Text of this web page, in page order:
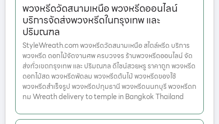
พวงหรีดวัดสนามเหนือ พวงหรีดออนไลน์
บริการจัดส่งพวงหรีดในกรุงเทพ และ
ปริมณฑล
StyleWreath.com พวงหรีดวัดสนามเหนือ สไตล์หรีด บริการ
พวงหรีด ดอกไม้จัดงานศพ ครบวงจร ร้านพวงหรีดออนไลน์ จัด
ส่งทั่วเขตกรุงเทพ และ ปริมณฑล ดีไซน์สวยหรู ราคาถูก พวงหรีด
ดอกไม้สด พวงหรีดพัดลม พวงหรีดต้นไม้ พวงหรีดของใช้
พวงหรีดสำเร็จรูป พวงหรีดปทุมธานี พวงหรีดนนทบุรี พวงหรีดก
ทม Wreath delivery to temple in Bangkok Thailand